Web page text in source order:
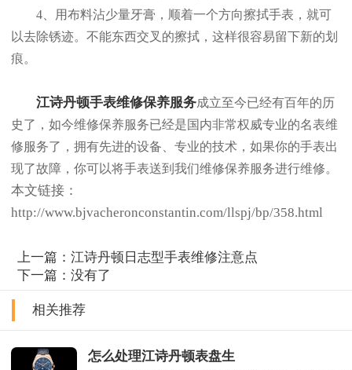
4、用布料沾少量牙膏，顺着一个方向擦拭手表，就可
以去除锈迹。不能东西交叉的擦拭，这样很容易留下新的划
痕。
江诗丹顿手表维修保养服务成立至今已经有百年的历
史了，如今维修保养服务已经是国内非常权威专业的名表维
修服务了，拥有先进的设备、专业的技术，如果你的手表出
现了故障，你可以将手表送到我们维修保养服务进行维修。
本文链接：
http://www.bjvacheronconstantin.com/llspj/bp/358.html
上一篇：江诗丹顿日志型手表维修注意点
下一篇：没有了
相关推荐
怎么处理江诗丹顿表盘生